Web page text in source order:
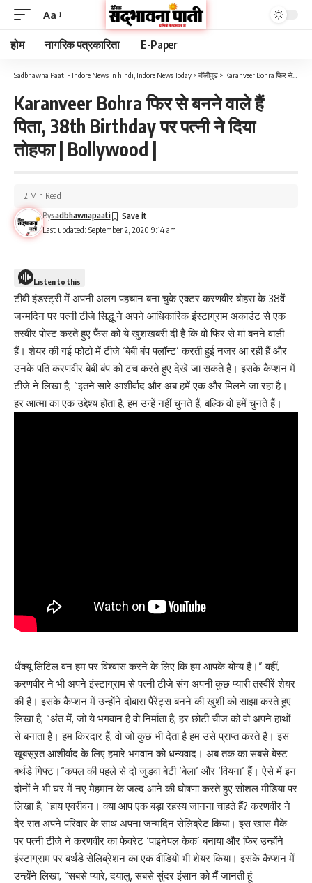
Aa
होम नागरिक पत्रकारिता E-Paper
Sadbhawna Paati - Indore News in hindi, Indore News Today > बॉलीवुड > Karanveer Bohra फिर से बनने वाले हैं पिता, 38th Birthday पर पत्नी ने दिया तोहफा | Bollywood |
Karanveer Bohra फिर से बनने वाले हैं
पिता, 38th Birthday पर पत्नी ने दिया
तोहफा | Bollywood |
Last updated: September 2, 2020 9:14 am
Bysadbhawnapaati
2 Min Read
Listen to this
टीवी इंडस्ट्री में अपनी अलग पहचान बना चुके एक्टर करणवीर बोहरा के 38वें
जन्मदिन पर पत्नी टीजे सिद्धू ने अपने आधिकारिक इंस्टाग्राम अकाउंट से एक
तस्वीर पोस्ट करते हुए फैंस को ये खुशखबरी दी है कि वो फिर से मां बनने वाली
हैं। शेयर की गई फोटो में टीजे ‘बेबी बंप फ्लॉन्ट’ करती हुई नजर आ रही हैं और
उनके पति करणवीर बेबी बंप को टच करते हुए देखे जा सकते हैं। इसके कैप्शन में
टीजे ने लिखा है, “इतने सारे आशीर्वाद और अब हमें एक और मिलने जा रहा है।
हर आत्मा का एक उद्देश्य होता है, हम उन्हें नहीं चुनते हैं, बल्कि वो हमें चुनते हैं।
थैंक्यू लिटिल वन हम पर विश्वास करने के लिए कि हम आपके योग्य हैं।” वहीं,
करणवीर ने भी अपने इंस्टाग्राम से पत्नी टीजे संग अपनी कुछ प्यारी तस्वीरें शेयर
की हैं। इसके कैप्शन में उन्होंने दोबारा पैरेंट्स बनने की खुशी को साझा करते हुए
लिखा है, “अंत में, जो ये भगवान है वो निर्माता है, हर छोटी चीज को वो अपने हाथों
से बनाता है। हम किरदार हैं, वो जो कुछ भी देता है हम उसे प्राप्त करते हैं। इस
खूबसूरत आशीर्वाद के लिए हमारे भगवान को धन्यवाद। अब तक का सबसे बेस्ट
बर्थडे गिफ्ट।”कपल की पहले से दो जुड़वा बेटी ‘बेला’ और ‘वियना’ हैं। ऐसे में इन
दोनों ने भी घर में नए मेहमान के जल्द आने की घोषणा करते हुए सोशल मीडिया पर
लिखा है, “हाय एवरीवन। क्या आप एक बड़ा रहस्य जानना चाहते हैं? करणवीर ने
देर रात अपने परिवार के साथ अपना जन्मदिन सेलिब्रेट किया। इस खास मैके
पर पत्नी टीजे ने करणवीर का फेवरेट ‘पाइनेपल केक’ बनाया और फिर उन्होंने
इंस्टाग्राम पर बर्थडे सेलिब्रेशन का एक वीडियो भी शेयर किया। इसके कैप्शन में
उन्होंने लिखा, “सबसे प्यारे, दयालु, सबसे सुंदर इंसान को मैं जानती हूं